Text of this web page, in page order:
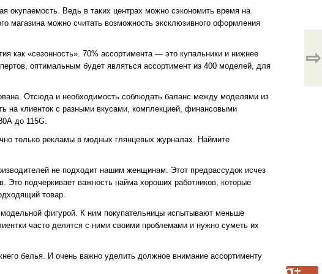
окупаемость. Ведь в таких центрах можно сэкономить время на
магазина можно считать возможность эксклюзивного оформления
как «сезонность». 70% ассортимента — это купальники и нижнее
оптимальным будет являться ассортимент из 400 моделей, для
Отсюда и необходимость соблюдать баланс между моделями из
на клиенток с разными вкусами, комплекцией, финансовыми
до 115G.
только рекламы в модных глянцевых журналах. Наймите
не подходит нашим женщинам. Этот предрассудок исчез
Это подчеркивает важность найма хороших работников, которые
товар.
фигурой. К ним покупательницы испытывают меньше
часто делятся с ними своими проблемами и нужно суметь их
белья. И очень важно уделить должное внимание ассортименту
⇨